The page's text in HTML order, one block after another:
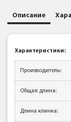
Описание
Характеристики:
Производитель:
Общая длина:
Длина клинка: